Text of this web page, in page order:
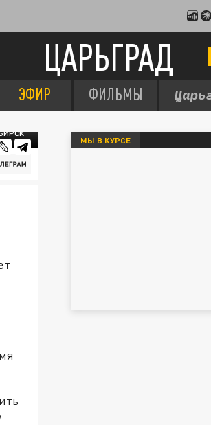
ЦАРЬГРАД
ЭФИР ФИЛЬМЫ
МЫ В КУРСЕ